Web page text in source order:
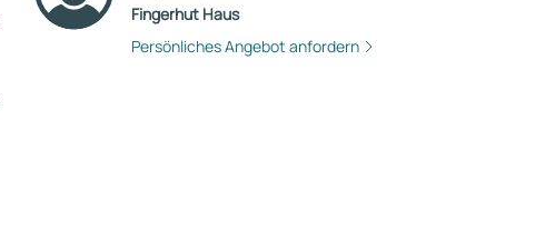
Fingerhut Haus
Persönliches Angebot anfordern